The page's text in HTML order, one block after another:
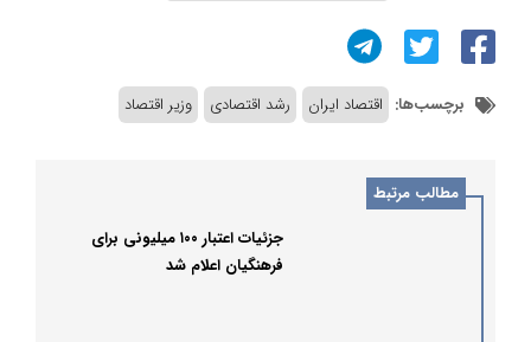
برچسب‌ها: اقتصاد ایران رشد اقتصادی وزیر اقتصاد
مطالب مرتبط
جزئیات اعتبار ۱۰۰ میلیونی برای
فرهنگیان اعلام شد